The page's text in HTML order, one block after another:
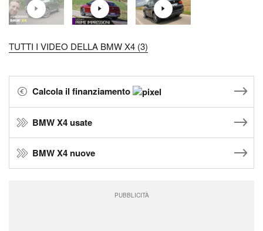
TUTTI I VIDEO DELLA BMW X4 (3)
Calcola il finanziamento
BMW X4 usate
BMW X4 nuove
PUBBLICITÀ